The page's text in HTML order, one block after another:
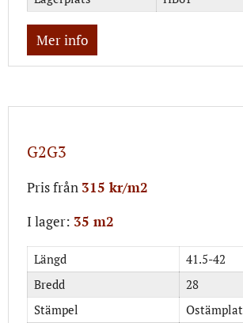
Mer info
G2G3
Pris från 315 kr/m2
I lager: 35 m2
Längd
41.5-42
Bredd
28
Stämpel
Ostämplat